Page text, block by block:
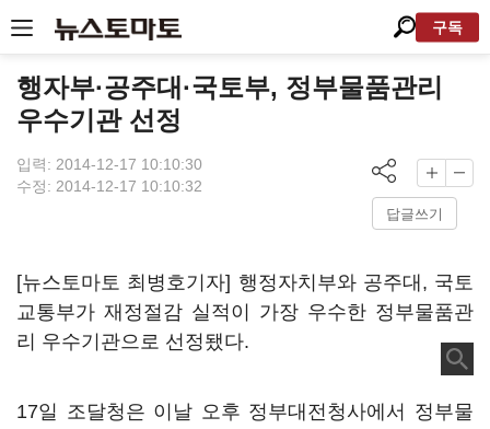
구독
행자부·공주대·국토부, 정부물품관리
우수기관 선정
입력: 2014-12-17 10:10:30
수정: 2014-12-17 10:10:32
답글쓰기
[뉴스토마토 최병호기자] 행정자치부와 공주대, 국토
교통부가 재정절감 실적이 가장 우수한 정부물품관
리 우수기관으로 선정됐다.
17일 조달청은 이날 오후 정부대전청사에서 정부물